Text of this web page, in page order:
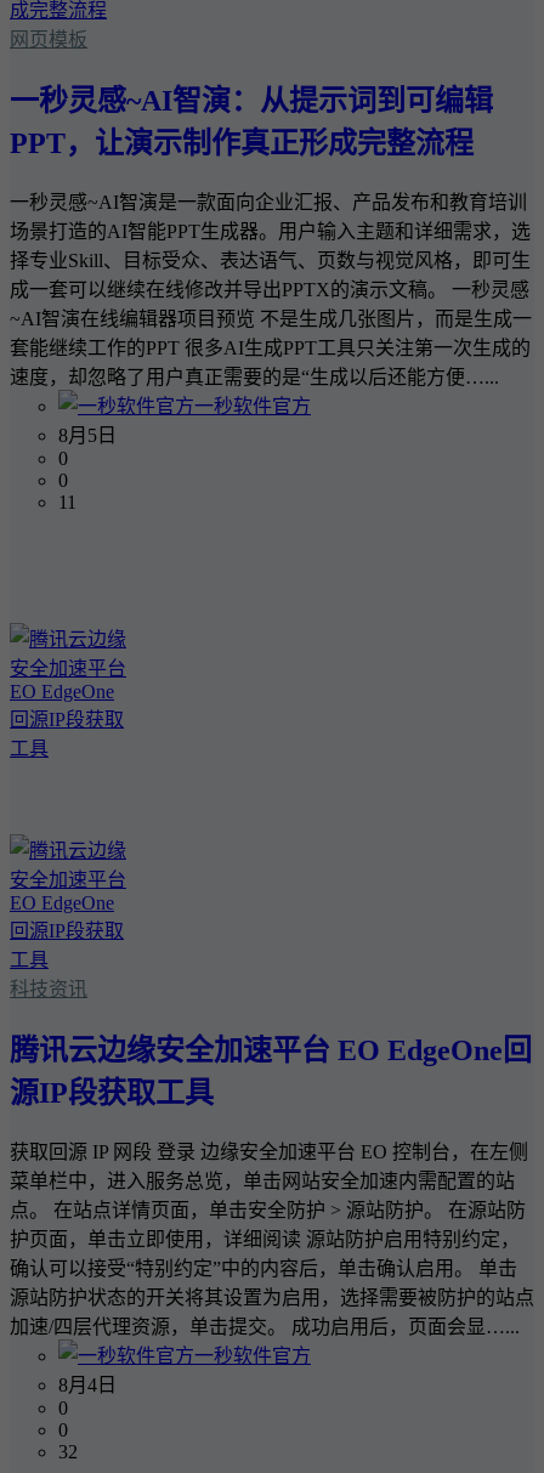
网页模板
一秒灵感~AI智演：从提示词到可编辑
PPT，让演示制作真正形成完整流程
一秒灵感~AI智演是一款面向企业汇报、产品发布和教育培训
场景打造的AI智能PPT生成器。用户输入主题和详细需求，选
择专业Skill、目标受众、表达语气、页数与视觉风格，即可生
成一套可以继续在线修改并导出PPTX的演示文稿。 一秒灵感
~AI智演在线编辑器项目预览 不是生成几张图片，而是生成一
套能继续工作的PPT 很多AI生成PPT工具只关注第一次生成的
速度，却忽略了用户真正需要的是“生成以后还能方便…...
一秒软件官方
8月5日
0
0
11
科技资讯
腾讯云边缘安全加速平台 EO EdgeOne回
源IP段获取工具
获取回源 IP 网段 登录 边缘安全加速平台 EO 控制台，在左侧
菜单栏中，进入服务总览，单击网站安全加速内需配置的站
点。 在站点详情页面，单击安全防护 > 源站防护。 在源站防
护页面，单击立即使用，详细阅读 源站防护启用特别约定，
确认可以接受“特别约定”中的内容后，单击确认启用。 单击
源站防护状态的开关将其设置为启用，选择需要被防护的站点
加速/四层代理资源，单击提交。 成功启用后，页面会显…...
一秒软件官方
8月4日
0
0
32